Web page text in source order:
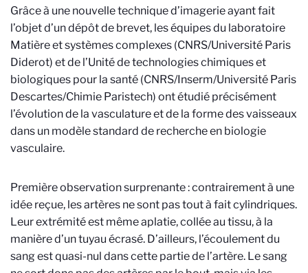
Grâce à une nouvelle technique d’imagerie ayant fait
l’objet d’un dépôt de brevet, les équipes du laboratoire
Matière et systèmes complexes (CNRS/Université Paris
Diderot) et de l’Unité de technologies chimiques et
biologiques pour la santé (CNRS/Inserm/Université Paris
Descartes/Chimie Paristech) ont étudié précisément
l’évolution de la vasculature et de la forme des vaisseaux
dans un modèle standard de recherche en biologie
vasculaire.
Première observation surprenante : contrairement à une
idée reçue, les artères ne sont pas tout à fait cylindriques.
Leur extrémité est même aplatie, collée au tissu, à la
manière d’un tuyau écrasé. D’ailleurs, l’écoulement du
sang est quasi-nul dans cette partie de l’artère. Le sang